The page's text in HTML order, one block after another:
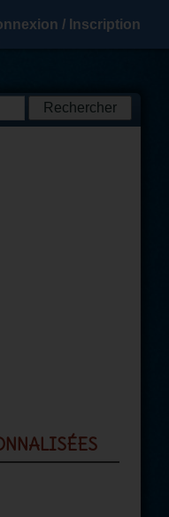
/ Inscription